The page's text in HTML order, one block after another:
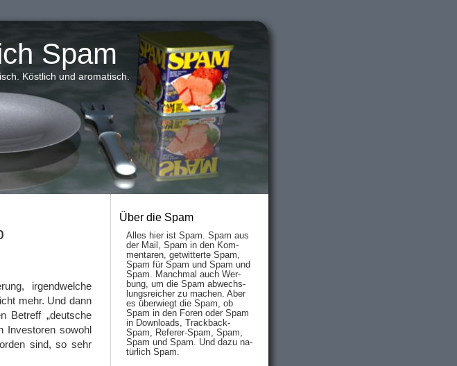
Spam
Köstlich und aromatisch.
irgendwelche
mehr. Und dann
Betreff „deutsche
Investoren sowohl
sind, so sehr
Über die Spam
Alles hier ist Spam. Spam aus
der Mail, Spam in den Kom­
men­taren, ge­twit­ter­te Spam,
Spam für Spam und Spam und
Spam. Manch­mal auch Wer­
bung, um die Spam ab­wechs­
lungs­reich­er zu mach­en. Aber
es über­wiegt die Spam, ob
Spam in den Fo­ren oder Spam
in Down­loads, Track­back-
Spam, Re­fe­rer-Spam, Spam,
Spam und Spam. Und da­zu na­
tür­lich Spam.